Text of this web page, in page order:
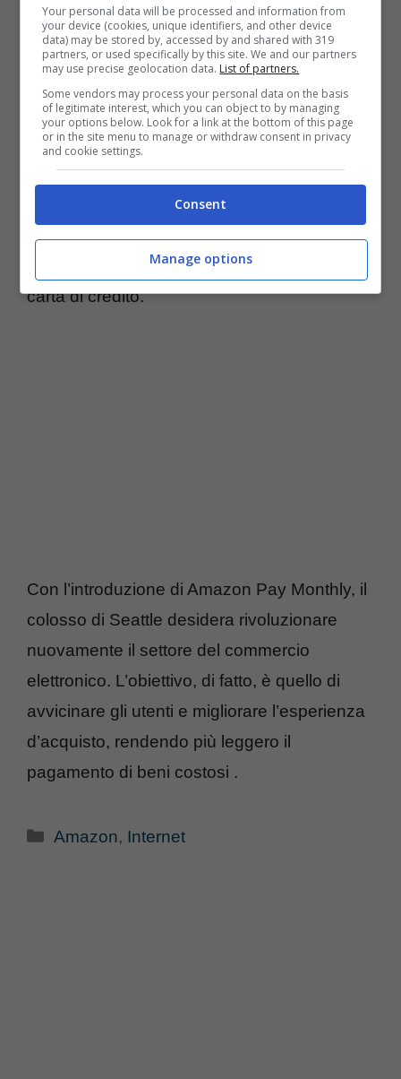
elevato, tuttavia Amazon è in grado di offrire il
pagamento rateale in modo semplice e
veloce.
Qualora i test saranno positivi in Inghilterra,
Amazon Pay Monthlyverrà esteso anche al
resto d’Europa. Negli Stati Uniti, sempre da
parte di Amazon, viene offerto un servizio
simile e legato all’utilizzo di una determinata
carta di credito.
Con l’introduzione di Amazon Pay Monthly, il
colosso di Seattle desidera rivoluzionare
nuovamente il settore del commercio
elettronico. L’obiettivo, di fatto, è quello di
avvicinare gli utenti e migliorare l’esperienza
d’acquisto, rendendo più leggero il
pagamento di beni costosi .
Categorie
Amazon, Internet
Your personal data will be processed and information from
your device (cookies, unique identifiers, and other device
data) may be stored by, accessed by and shared with 319
partners, or used specifically by this site. We and our partners
may use precise geolocation data. List of partners.
Some vendors may process your personal data on the basis
of legitimate interest, which you can object to by managing
your options below. Look for a link at the bottom of this page
or in the site menu to manage or withdraw consent in privacy
and cookie settings.
Consent
Manage options